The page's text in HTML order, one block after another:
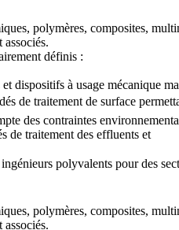
polymères, composites,
associés.
définis :
dispositifs à usage mécanique
de traitement de surface
des contraintes
de traitement des effluents et
polyvalents pour des
polymères, composites,
associés.